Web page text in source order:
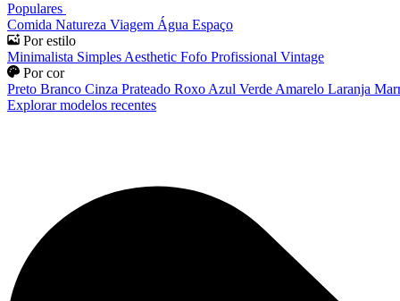
Populares
Comida Natureza Viagem Água Espaço
Por estilo
Minimalista Simples Aesthetic Fofo Profissional Vintage
Por cor
Preto Branco Cinza Prateado Roxo Azul Verde Amarelo Laranja
Explorar modelos recentes